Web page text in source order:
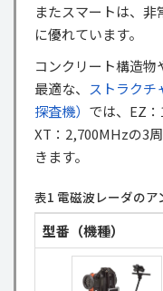
またスマートは、
に優れています。
コンクリート構造
最適な、 ストラクチ
探査機） では、EZ
XT：2,700MHzの3
きます。
表1 電磁波レーダの
型番（機種）